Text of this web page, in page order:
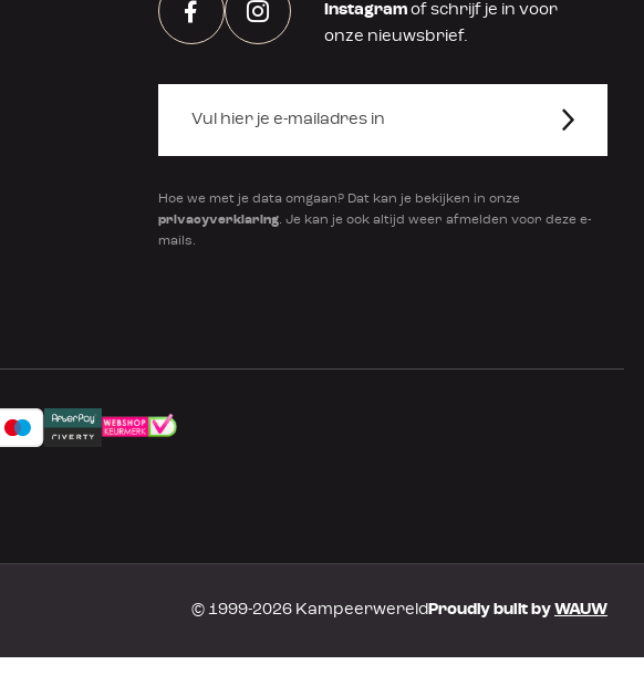
FacebookInstagram
Instagram of schrijf je in voor
onze nieuwsbrief.
Hoe we met je data omgaan? Dat kan je bekijken in onze
privacyverklaring. Je kan je ook altijd weer afmelden voor deze e-
mails.
© 1999-2026 KampeerwereldProudly built by WAUW